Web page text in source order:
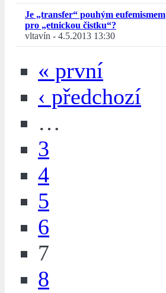
Je „transfer“ pouhým eufemismem
pro „etnickou čistku“?
vltavín - 4.5.2013 13:30
« první
‹ předchozí
…
3
4
5
6
7
8